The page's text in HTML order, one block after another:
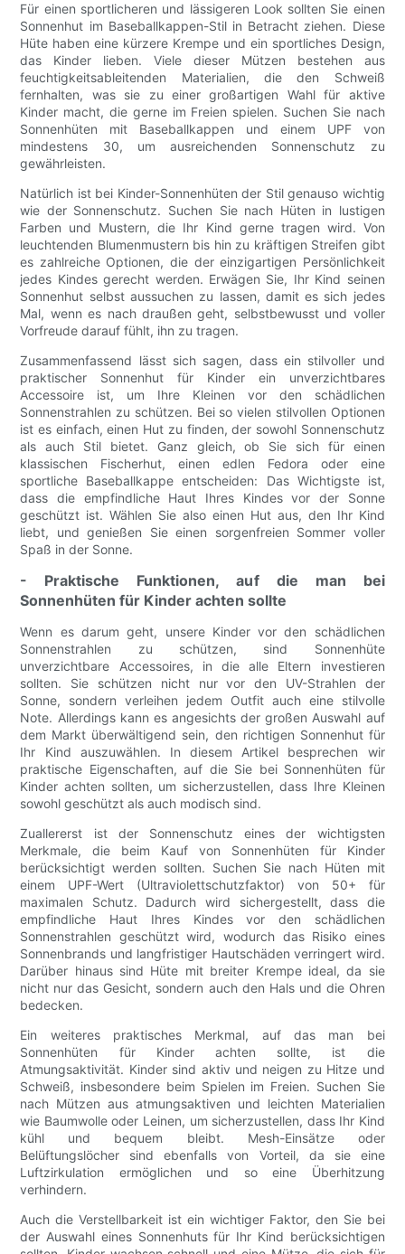
Für einen sportlicheren und lässigeren Look sollten Sie einen
Sonnenhut im Baseballkappen-Stil in Betracht ziehen. Diese
Hüte haben eine kürzere Krempe und ein sportliches Design,
das Kinder lieben. Viele dieser Mützen bestehen aus
feuchtigkeitsableitenden Materialien, die den Schweiß
fernhalten, was sie zu einer großartigen Wahl für aktive
Kinder macht, die gerne im Freien spielen. Suchen Sie nach
Sonnenhüten mit Baseballkappen und einem UPF von
mindestens 30, um ausreichenden Sonnenschutz zu
gewährleisten.
Natürlich ist bei Kinder-Sonnenhüten der Stil genauso wichtig
wie der Sonnenschutz. Suchen Sie nach Hüten in lustigen
Farben und Mustern, die Ihr Kind gerne tragen wird. Von
leuchtenden Blumenmustern bis hin zu kräftigen Streifen gibt
es zahlreiche Optionen, die der einzigartigen Persönlichkeit
jedes Kindes gerecht werden. Erwägen Sie, Ihr Kind seinen
Sonnenhut selbst aussuchen zu lassen, damit es sich jedes
Mal, wenn es nach draußen geht, selbstbewusst und voller
Vorfreude darauf fühlt, ihn zu tragen.
Zusammenfassend lässt sich sagen, dass ein stilvoller und
praktischer Sonnenhut für Kinder ein unverzichtbares
Accessoire ist, um Ihre Kleinen vor den schädlichen
Sonnenstrahlen zu schützen. Bei so vielen stilvollen Optionen
ist es einfach, einen Hut zu finden, der sowohl Sonnenschutz
als auch Stil bietet. Ganz gleich, ob Sie sich für einen
klassischen Fischerhut, einen edlen Fedora oder eine
sportliche Baseballkappe entscheiden: Das Wichtigste ist,
dass die empfindliche Haut Ihres Kindes vor der Sonne
geschützt ist. Wählen Sie also einen Hut aus, den Ihr Kind
liebt, und genießen Sie einen sorgenfreien Sommer voller
Spaß in der Sonne.
- Praktische Funktionen, auf die man bei
Sonnenhüten für Kinder achten sollte
Wenn es darum geht, unsere Kinder vor den schädlichen
Sonnenstrahlen zu schützen, sind Sonnenhüte
unverzichtbare Accessoires, in die alle Eltern investieren
sollten. Sie schützen nicht nur vor den UV-Strahlen der
Sonne, sondern verleihen jedem Outfit auch eine stilvolle
Note. Allerdings kann es angesichts der großen Auswahl auf
dem Markt überwältigend sein, den richtigen Sonnenhut für
Ihr Kind auszuwählen. In diesem Artikel besprechen wir
praktische Eigenschaften, auf die Sie bei Sonnenhüten für
Kinder achten sollten, um sicherzustellen, dass Ihre Kleinen
sowohl geschützt als auch modisch sind.
Zuallererst ist der Sonnenschutz eines der wichtigsten
Merkmale, die beim Kauf von Sonnenhüten für Kinder
berücksichtigt werden sollten. Suchen Sie nach Hüten mit
einem UPF-Wert (Ultraviolettschutzfaktor) von 50+ für
maximalen Schutz. Dadurch wird sichergestellt, dass die
empfindliche Haut Ihres Kindes vor den schädlichen
Sonnenstrahlen geschützt wird, wodurch das Risiko eines
Sonnenbrands und langfristiger Hautschäden verringert wird.
Darüber hinaus sind Hüte mit breiter Krempe ideal, da sie
nicht nur das Gesicht, sondern auch den Hals und die Ohren
bedecken.
Ein weiteres praktisches Merkmal, auf das man bei
Sonnenhüten für Kinder achten sollte, ist die
Atmungsaktivität. Kinder sind aktiv und neigen zu Hitze und
Schweiß, insbesondere beim Spielen im Freien. Suchen Sie
nach Mützen aus atmungsaktiven und leichten Materialien
wie Baumwolle oder Leinen, um sicherzustellen, dass Ihr Kind
kühl und bequem bleibt. Mesh-Einsätze oder
Belüftungslöcher sind ebenfalls von Vorteil, da sie eine
Luftzirkulation ermöglichen und so eine Überhitzung
verhindern.
Auch die Verstellbarkeit ist ein wichtiger Faktor, den Sie bei
der Auswahl eines Sonnenhuts für Ihr Kind berücksichtigen